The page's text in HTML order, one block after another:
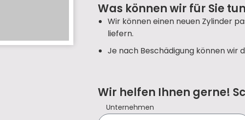
Was können wir für Sie
Wir können einen neuen Zylinder
liefern.
Je nach Beschädigung können wir
Wir helfen Ihnen gerne!
Unternehmen